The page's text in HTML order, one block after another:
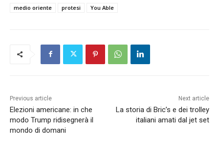
medio oriente
protesi You Able
Previous article
Elezioni americane: in che
modo Trump ridisegnerà il
mondo di domani
Next article
La storia di Bric’s e dei trolley
italiani amati dal jet set